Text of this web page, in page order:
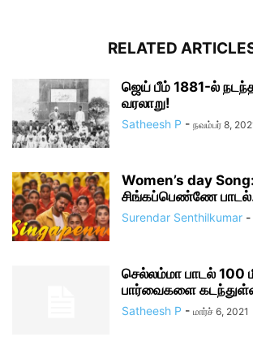
RELATED
ஜெய் பீம் 1881-ல்
வரலாறு!
Satheesh P - நவம்பர் 8,
Women’s day Song:
சிங்கப்பெண்ணே
Surendar Senthilkumar -
செல்லம்மா பாடல் 100
பார்வைகளை
Satheesh P - மார்ச் 6, 2021